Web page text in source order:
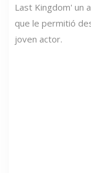
Last Kingdom' un
que le permitió
joven actor.